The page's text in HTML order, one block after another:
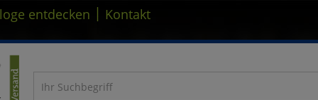
entdecken | Kontakt